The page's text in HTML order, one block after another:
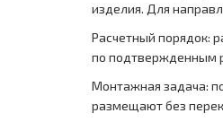
изделия. Для
Расчетный порядок:
по подтвержденным
Монтажная задача:
размещают без